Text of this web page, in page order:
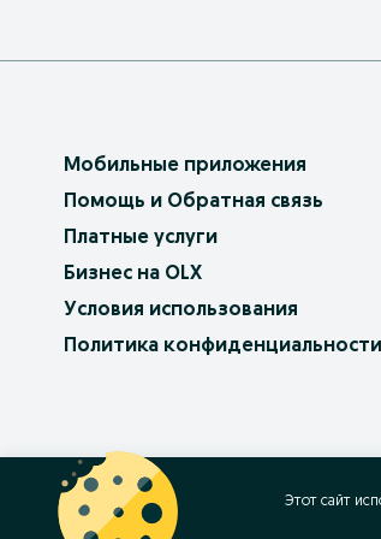
Мобильные приложения
Помощь и Обратная связь
Платные услуги
Бизнес на OLX
Условия использования
Политика конфиденциальности
OLX.bg
Этот сайт